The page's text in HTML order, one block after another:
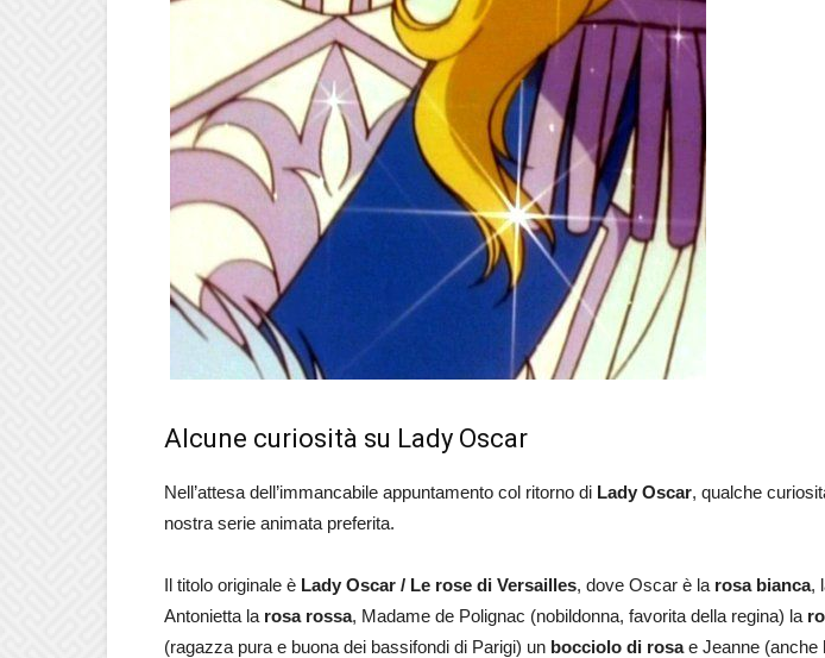
Alcune curiosità su Lady Oscar
Nell’attesa dell’immancabile appuntamento col ritorno di Lady Oscar, qualche
nostra serie animata preferita.
Il titolo originale è Lady Oscar / Le rose di Versailles, dove Oscar è la rosa bianca,
Antonietta la rosa rossa, Madame de Polignac (nobildonna, favorita della regina) la
(ragazza pura e buona dei bassifondi di Parigi) un bocciolo di rosae Jeanne (anche